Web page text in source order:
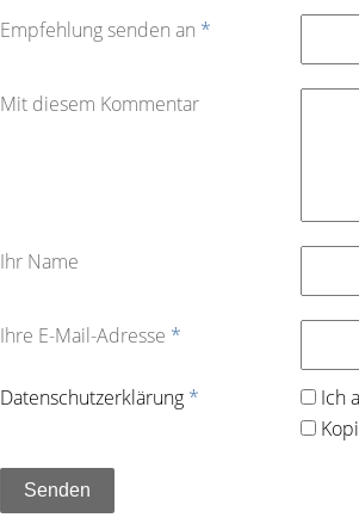
Empfehlung senden an *
Mit diesem Kommentar
Ihr Name
Ihre E-Mail-Adresse *
Datenschutz­erklärung * Ich